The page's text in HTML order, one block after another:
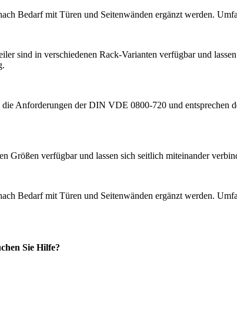
Bedarf mit Türen und Seitenwänden ergänzt werden.
sind in verschiedenen Rack-Varianten verfügbar und
Anforderungen der DIN VDE 0800-720 und entsprechen
Größen verfügbar und lassen sich seitlich miteinander
Bedarf mit Türen und Seitenwänden ergänzt werden.
Sie Hilfe?